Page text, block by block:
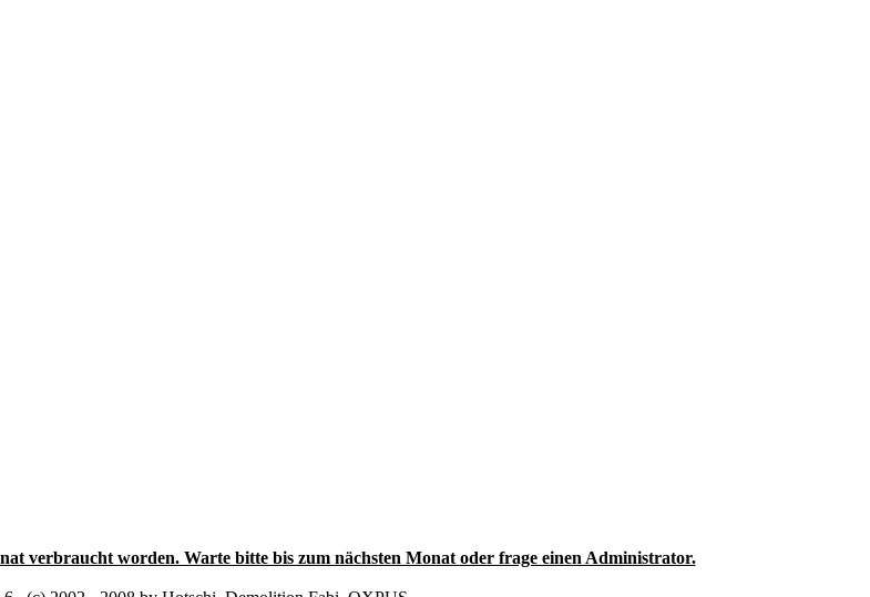
verbraucht worden. Warte bitte bis zum nächsten Monat oder frage einen Administrator.